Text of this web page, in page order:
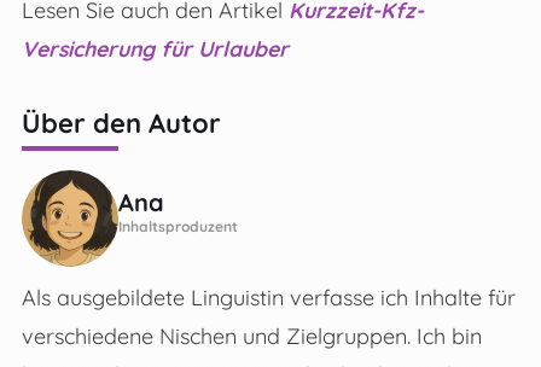
Lesen Sie auch den Artikel Kurzzeit-Kfz-
Versicherung für Urlauber
Über den Autor
Ana
Inhaltsproduzent
Als ausgebildete Linguistin verfasse ich Inhalte für
verschiedene Nischen und Zielgruppen. Ich bin